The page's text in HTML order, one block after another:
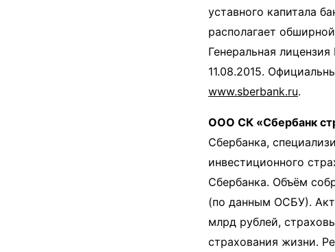
уставного капитала
располагает
Генеральная
11.08.2015.
www.sberbank.ru.
ООО СК «Сбербанк
Сбербанка,
инвестиционного
Сбербанка. Объём
(по данным ОСБУ).
млрд рублей,
страхования жизни.